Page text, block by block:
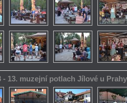
- 13. muzejní potlach Jílové u Prahy